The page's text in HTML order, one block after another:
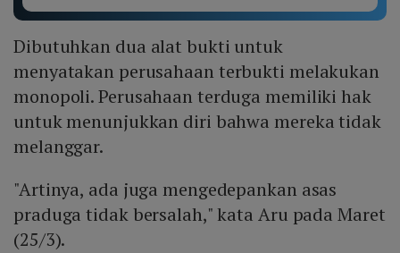
Dibutuhkan dua alat bukti untuk
menyatakan perusahaan terbukti melakukan
monopoli. Perusahaan terduga memiliki hak
untuk menunjukkan diri bahwa mereka tidak
melanggar.
"Artinya, ada juga mengedepankan asas
praduga tidak bersalah," kata Aru pada Maret
(25/3).